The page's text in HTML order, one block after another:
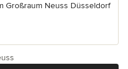
Großraum Neuss Düsseldorf